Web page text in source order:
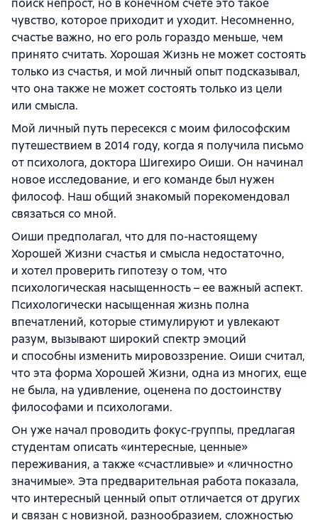
поиск непрост, но в конечном счете это такое
чувство, которое приходит и уходит. Несомненно,
счастье важно, но его роль гораздо меньше, чем
принято считать. Хорошая Жизнь не может состоять
только из счастья, и мой личный опыт подсказывал,
что она также не может состоять только из цели
или смысла.
Мой личный путь пересекся с моим философским
путешествием в 2014 году, когда я получила письмо
от психолога, доктора Шигехиро Оиши. Он начинал
новое исследование, и его команде был нужен
философ. Наш общий знакомый порекомендовал
связаться со мной.
Оиши предполагал, что для по-настоящему
Хорошей Жизни счастья и смысла недостаточно,
и хотел проверить гипотезу о том, что
психологическая насыщенность – ее важный аспект.
Психологически насыщенная жизнь полна
впечатлений, которые стимулируют и увлекают
разум, вызывают широкий спектр эмоций
и способны изменить мировоззрение. Оиши считал,
что эта форма Хорошей Жизни, одна из многих, еще
не была, на удивление, оценена по достоинству
философами и психологами.
Он уже начал проводить фокус-группы, предлагая
студентам описать «интересные, ценные»
переживания, а также «счастливые» и «личностно
значимые». Эта предварительная работа показала,
что интересный ценный опыт отличается от других
и связан с новизной, разнообразием, сложностью